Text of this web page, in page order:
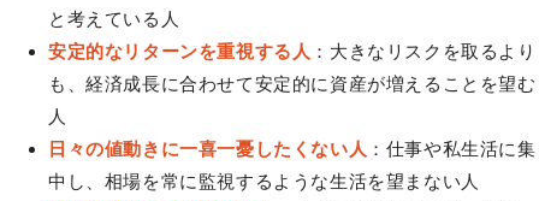
と考えている人
安定的なリターンを重視する人 ：大きなリスクを取るより
も、経済成長に合わせて安定的に資産が増えることを望む
人
日々の値動きに一喜一憂したくない人 ：仕事や私生活に集
中し、相場を常に監視するような生活を望まない人